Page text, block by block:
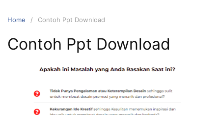
Home Contoh Ppt Download
Contoh Ppt Download